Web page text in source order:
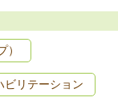
）
ビリテーション